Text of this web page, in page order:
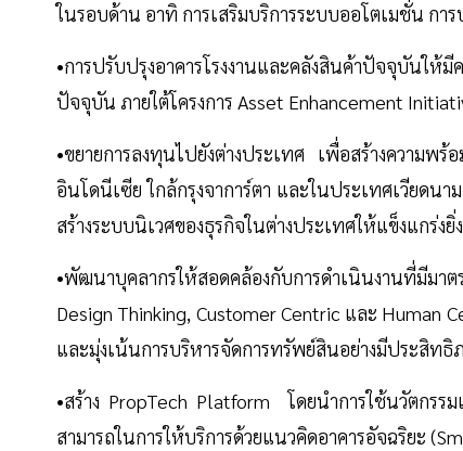
ในรอบด้าน อาทิ การเสริมบริการระบบออโตเมชั่น ก
•การปรับปรุงอาคารโรงงานและคลังสินค้าปัจจุบันให้
ปัจจุบัน ภายใต้โครงการ Asset Enhancement
•ขยายการลงทุนไปยังต่างประเทศ เพื่อสร้างความพ
อินโดนีเซีย ใกล้กรุงจาการ์ตา และในประเทศเวียดน
สร้างระบบนิเวศของธุรกิจในต่างประเทศให้แข็งแกร่งยิ่
•พัฒนาบุคลากรให้สอดคล้องกับการดำเนินงานที่มี
Design Thinking, Customer Centric และ Human
และมุ่งเน้นการบริหารจัดการทรัพย์สินอย่างมีประสิท
•สร้าง PropTech Platform โดยนำการใช้นวัตกรร
สามารถในการให้บริการด้วยแนวคิดอาคารอัจฉริยะ